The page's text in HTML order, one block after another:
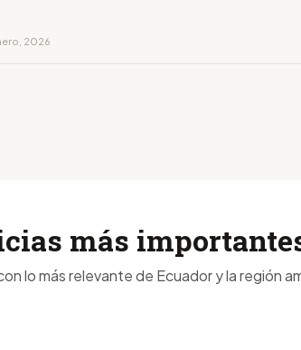
2026
más
lo más relevante de Ecuador y la región